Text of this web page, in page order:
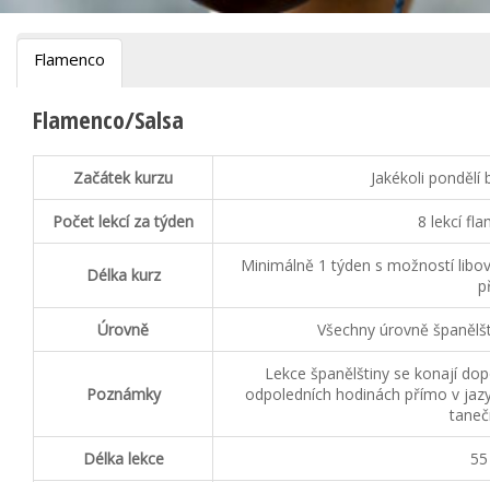
Flamenco
Flamenco/Salsa
Začátek kurzu Jakékoli pondělí
Počet lekcí za týden 8 lekcí
Délka kurz
Minimálně 1 týden s možností
Úrovně Všechny úrovně
Poznámky
Lekce španělštiny se konají
odpoledních hodinách přímo v
Délka lekce